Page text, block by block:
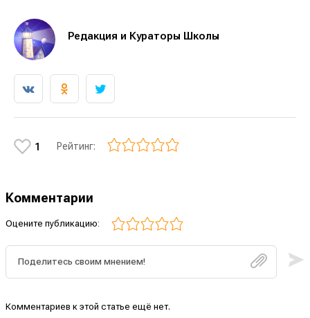
Редакция и Кураторы Школы
1 Рейтинг:
Комментарии
Оцените публикацию:
Комментариев к этой статье ещё нет.